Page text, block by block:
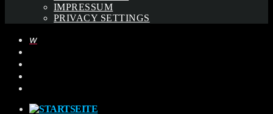
IMPRESSUM
PRIVACY SETTINGS